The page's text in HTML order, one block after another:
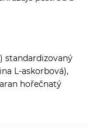
standardizovaný
L-askorbová),
hořečnatý